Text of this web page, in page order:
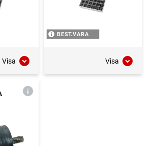
Visa
BEST.VARA
Visa